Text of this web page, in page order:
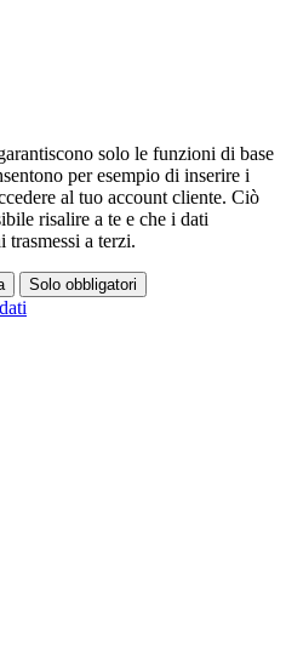
solo le funzioni di base
per esempio di inserire i
al tuo account cliente. Ciò
risalire a te e che i dati
trasmessi a terzi.
Solo obbligatori